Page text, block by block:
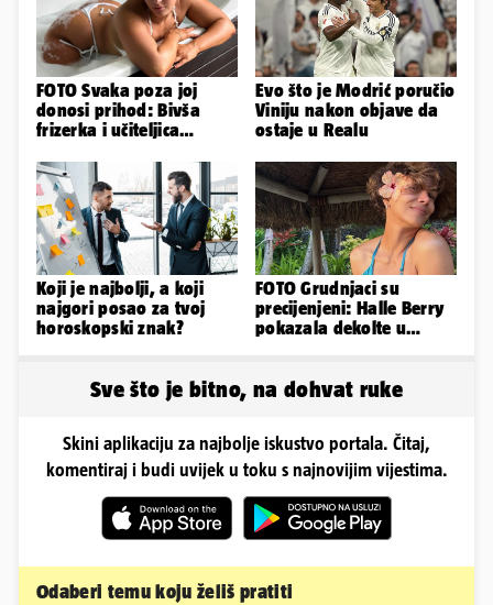
FOTO Svaka poza joj
donosi prihod: Bivša
frizerka i učiteljica
Instagram
Evo što je Modrić poručio
Viniju nakon objave da
ostaje u Realu
Koji je najbolji, a koji
najgori posao za tvoj
horoskopski znak?
FOTO Grudnjaci su
precijenjeni: Halle Berry
pokazala dekolte u
Sve što je bitno, na dohvat ruke
Skini aplikaciju za najbolje iskustvo portala. Čitaj,
komentiraj i budi uvijek u toku s najnovijim vijestima.
Odaberi temu koju želiš pratiti